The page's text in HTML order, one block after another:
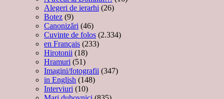
Alegeri de ierarhi (26)
Botez (9)
Canonizări (46)
Cuvinte de folos (2.334)
en Français (233)
Hirotonii (18)
Hramuri (51)
Imagini/fotografii (347)
in English (148)
Interviuri (10)